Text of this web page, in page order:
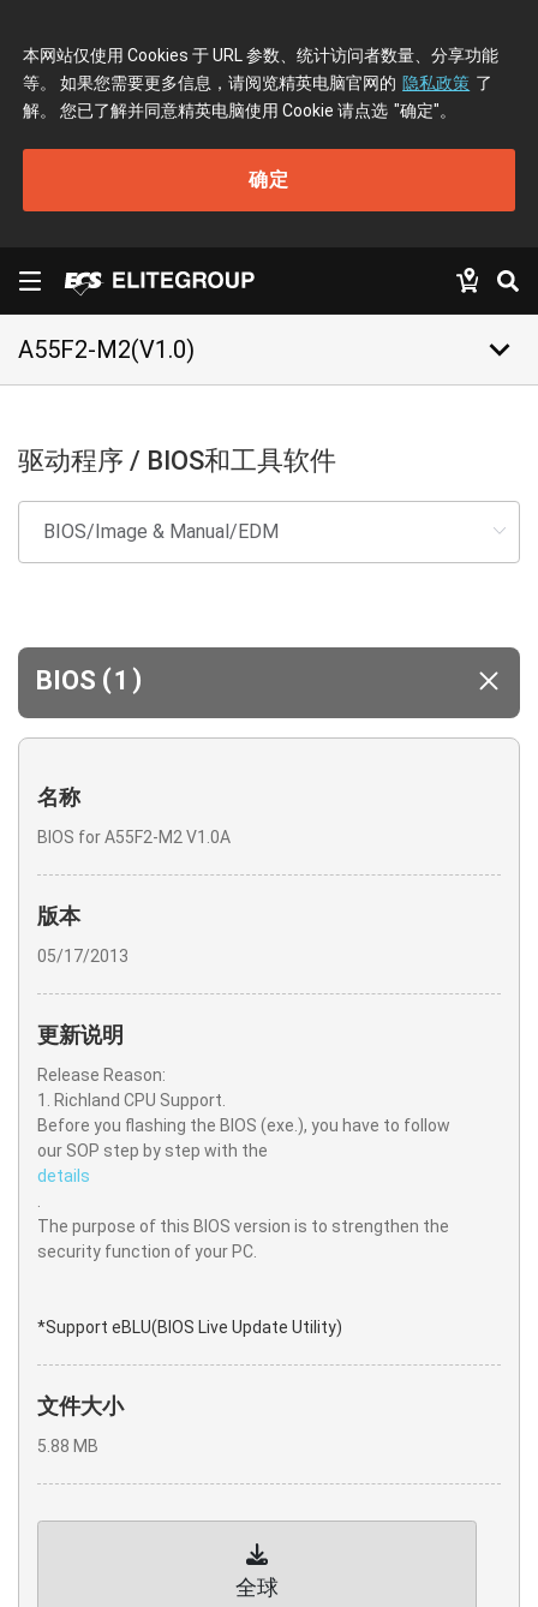
本网站仅使用 Cookies 于 URL 参数、统计访问者数量、分享功能
等。 如果您需要更多信息，请阅览精英电脑官网的 隐私政策 了
解。 您已了解并同意精英电脑使用 Cookie 请点选 "确定"。
确定
A55F2-M2(V1.0) keyboard_arrow_down
驱动程序 / BIOS和工具软件
BIOS (1 )
名称
BIOS for A55F2-M2 V1.0A
版本
05/17/2013
更新说明
Release Reason:
1. Richland CPU Support.
Before you flashing the BIOS (exe.), you have to follow
our SOP step by step with the
details
The purpose of this BIOS version is to strengthen the
security function of your PC.
*Support eBLU(BIOS Live Update Utility)
文件大小
5.88 MB
全球